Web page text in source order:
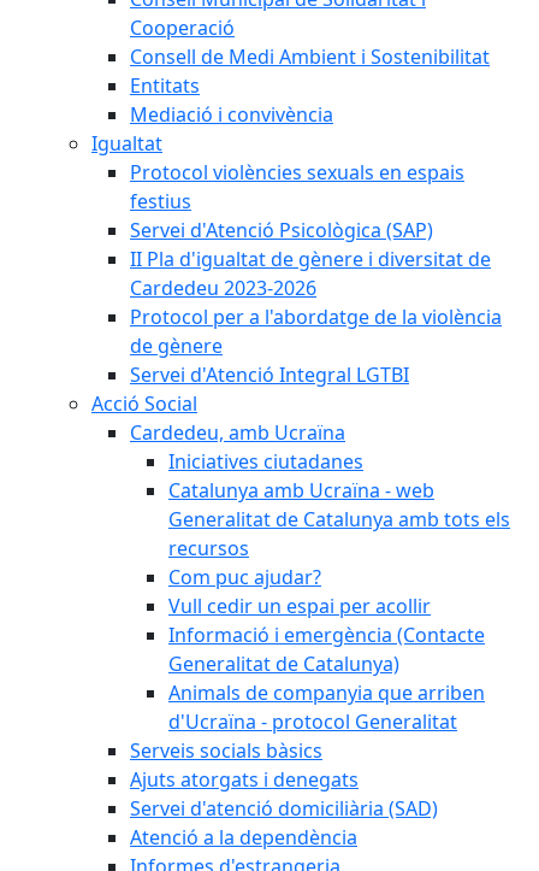
Cooperació
Consell de Medi Ambient i Sostenibilitat
Entitats
Mediació i convivència
Igualtat
Protocol violències sexuals en espais
festius
Servei d'Atenció Psicològica (SAP)
II Pla d'igualtat de gènere i diversitat de
Cardedeu 2023-2026
Protocol per a l'abordatge de la violència
de gènere
Servei d'Atenció Integral LGTBI
Acció Social
Cardedeu, amb Ucraïna
Iniciatives ciutadanes
Catalunya amb Ucraïna - web
Generalitat de Catalunya amb tots els
recursos
Com puc ajudar?
Vull cedir un espai per acollir
Informació i emergència (Contacte
Generalitat de Catalunya)
Animals de companyia que arriben
d'Ucraïna - protocol Generalitat
Serveis socials bàsics
Ajuts atorgats i denegats
Servei d'atenció domiciliària (SAD)
Atenció a la dependència